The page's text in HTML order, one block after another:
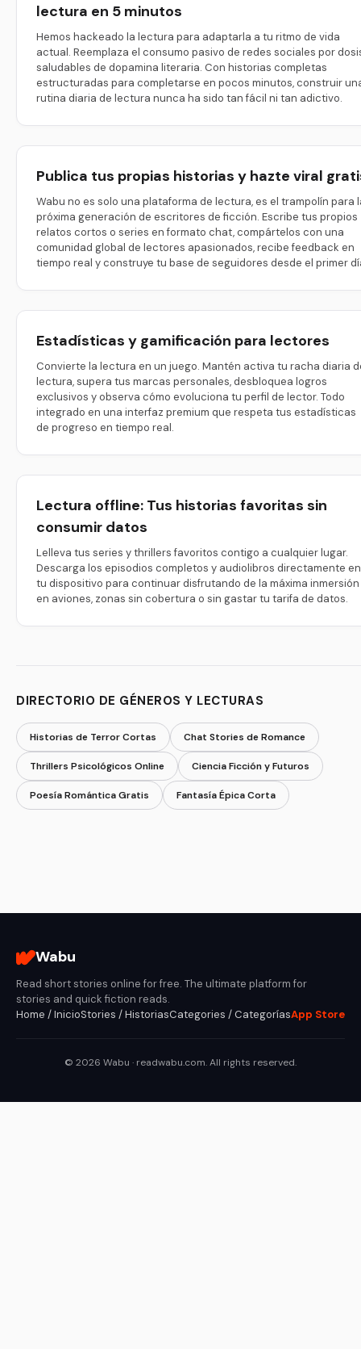
lectura en 5 minutos
Hemos hackeado la lectura para adaptarla a tu ritmo de vida
actual. Reemplaza el consumo pasivo de redes sociales por
saludables de dopamina literaria. Con historias completas
estructuradas para completarse en pocos minutos, construir
rutina diaria de lectura nunca ha sido tan fácil ni tan adictivo.
Publica tus propias historias y hazte viral
Wabu no es solo una plataforma de lectura, es el trampolín para
próxima generación de escritores de ficción. Escribe tus propios
relatos cortos o series en formato chat, compártelos con una
comunidad global de lectores apasionados, recibe feedback en
tiempo real y construye tu base de seguidores desde el primer
Estadísticas y gamificación para lectores
Convierte la lectura en un juego. Mantén activa tu racha diaria
lectura, supera tus marcas personales, desbloquea logros
exclusivos y observa cómo evoluciona tu perfil de lector. Todo
integrado en una interfaz premium que respeta tus estadísticas
de progreso en tiempo real.
Lectura offline: Tus historias favoritas sin
consumir datos
Lelleva tus series y thrillers favoritos contigo a cualquier lugar.
Descarga los episodios completos y audiolibros directamente en
tu dispositivo para continuar disfrutando de la máxima inmersión
en aviones, zonas sin cobertura o sin gastar tu tarifa de datos.
DIRECTORIO DE GÉNEROS Y LECTURAS
Historias de Terror Cortas Chat Stories de Romance
Thrillers Psicológicos Online Ciencia Ficción y Futuros
Poesía Romántica Gratis Fantasía Épica Corta
Wabu
Read short stories online for free. The ultimate platform for
stories and quick fiction reads.
Home / InicioStories / HistoriasCategories / CategoríasApp Store
© 2026 Wabu · readwabu.com. All rights reserved.